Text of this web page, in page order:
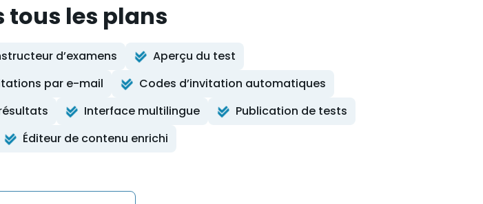
tous les plans
d’examens
Aperçu du test
par e-mail
Codes d’invitation automatiques
Interface multilingue
Publication de tests
Éditeur de contenu enrichi